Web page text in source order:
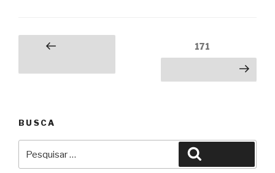
Paginação
posts
Página
171
Próxima página
BUSCA